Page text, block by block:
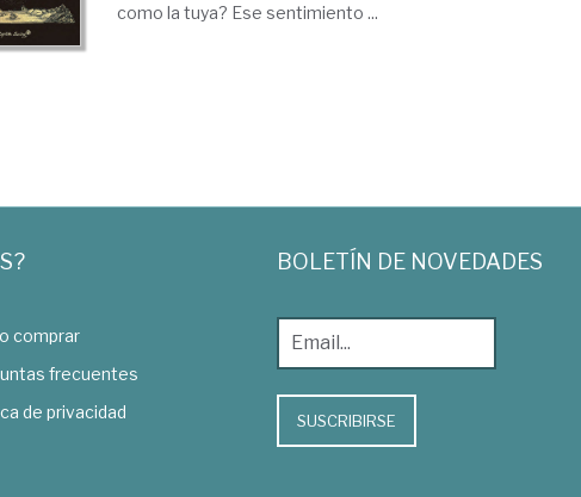
como la tuya? Ese sentimiento ...
comprar
frecuentes
de privacidad
BOLETÍN DE NOVEDADES
SUSCRIBIRSE